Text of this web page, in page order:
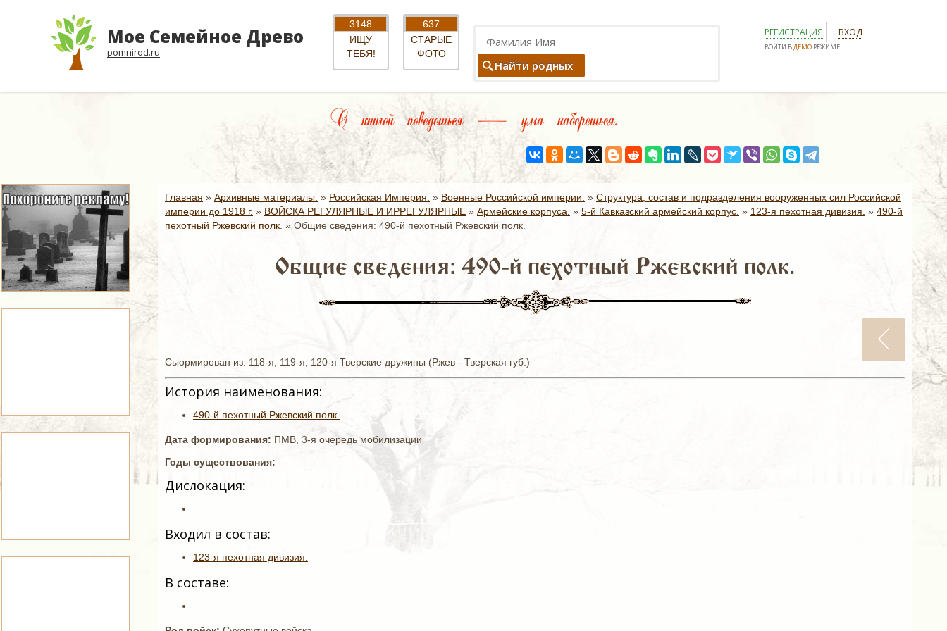
Мое Семейное Древо
pomnirod.ru
3148
ИЩУ
ТЕБЯ!
637
СТАРЫЕ
ФОТО
Найти родных
РЕГИСТРАЦИЯ ВХОД
ВОЙТИ ВДЕМО РЕЖИМЕ
С книгой поведешься — ума наберешься.
Главная » Архивные материалы. » Российская Империя. » Военные Российской империи. » Структура, состав и подразделения вооруженных сил Российской
империи до 1918 г. » ВОЙСКА РЕГУЛЯРНЫЕ И ИРРЕГУЛЯРНЫЕ » Армейские корпуса. » 5-й Кавказский армейский корпус. » 123-я пехотная дивизия. » 490-й
пехотный Ржевский полк. » Общие сведения: 490-й пехотный Ржевский полк.
Общие сведения: 490-й пехотный Ржевский полк.
Сыормирован из: 118-я, 119-я, 120-я Тверские дружины (Ржев - Тверская губ.)
История наименования:
490-й пехотный Ржевский полк.
Дата формирования: ПМВ, 3-я очередь мобилизации
Годы существования:
Дислокация:
Входил в состав:
123-я пехотная дивизия.
В составе: